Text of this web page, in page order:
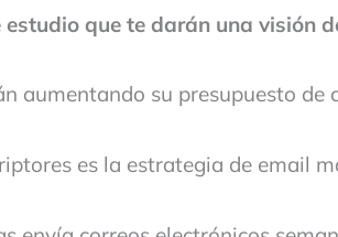
que te darán una visión
aumentando su presupuesto de
es la estrategia de email